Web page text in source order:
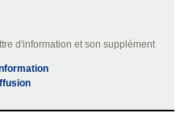
d'information et son supplément